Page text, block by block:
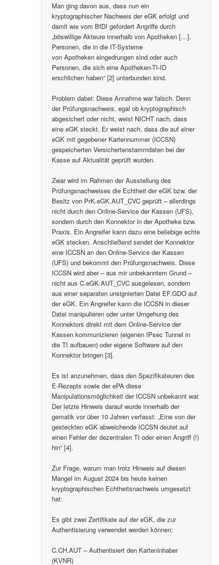
Man ging davon aus, dass nun ein
kryptographischer Nachweis der eGK erfolgt und
damit wie vom BfDI gefordert Angriffe durch
„böswillige Akteure innerhalb von Apotheken […],
Personen, die in die IT-Systeme
von Apotheken eingedrungen sind oder auch
Personen, die sich eine Apotheken-TI-ID
erschlichen haben“ [2] unterbunden sind.
Problem dabei: Diese Annahme war falsch. Denn
der Prüfungsnachweis, egal ob kryptographisch
abgesichert oder nicht, weist NICHT nach, dass
eine eGK steckt. Er weist nach, dass die auf einer
eGK mit gegebener Kartennummer (ICCSN)
gespeicherten Versichertenstammdaten bei der
Kasse auf Aktualität geprüft wurden.
Zwar wird im Rahmen der Ausstellung des
Prüfungsnachweises die Echtheit der eGK bzw. der
Besitz von PrK.eGK.AUT_CVC geprüft – allerdings
nicht durch den Online-Service der Kassen (UFS),
sondern durch den Konnektor in der Apotheke bzw.
Praxis. Ein Angreifer kann dazu eine beliebige echte
eGK stecken. Anschließend sendet der Konnektor
eine ICCSN an den Online-Service der Kassen
(UFS) und bekommt den Prüfungsnachweis. Diese
ICCSN wird aber – aus mir unbekanntem Grund –
nicht aus C.eGK.AUT_CVC ausgelesen, sondern
aus einer separaten unsignierten Datei EF.GDO auf
der eGK. Ein Angreifer kann die ICCSN in dieser
Datei manipulieren oder unter Umgehung des
Konnektors direkt mit dem Online-Service der
Kassen kommunizieren (eigenen IPsec Tunnel in
die TI aufbauen) oder eigene Software auf den
Konnektor bringen [3].
Es ist anzunehmen, dass den Spezifikateuren des
E-Rezepts sowie der ePA diese
Manipulationsmöglichkeit der ICCSN unbekannt war.
Der letzte Hinweis darauf wurde innerhalb der
gematik vor über 10 Jahren verfasst: „Eine von der
gesteckten eGK abweichende ICCSN deutet auf
einen Fehler der dezentralen TI oder einen Angriff (!)
hin“ [4].
Zur Frage, warum man trotz Hinweis auf diesen
Mangel im August 2024 bis heute keinen
kryptographischen Echtheitsnachweis umgesetzt
hat:
Es gibt zwei Zertifikate auf der eGK, die zur
Authentisierung verwendet werden können:
C.CH.AUT – Authentisiert den Karteninhaber
(KVNR)